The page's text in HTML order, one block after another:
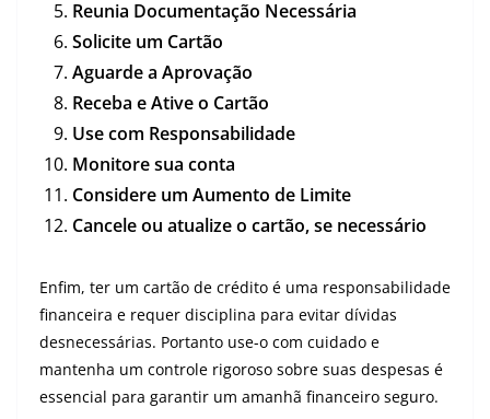
Reunia Documentação Necessária
Solicite um Cartão
Aguarde a Aprovação
Receba e Ative o Cartão
Use com Responsabilidade
Monitore sua conta
Considere um Aumento de Limite
Cancele ou atualize o cartão, se necessário
Enfim, ter um cartão de crédito é uma responsabilidade
financeira e requer disciplina para evitar dívidas
desnecessárias. Portanto use-o com cuidado e
mantenha um controle rigoroso sobre suas despesas é
essencial para garantir um amanhã financeiro seguro.